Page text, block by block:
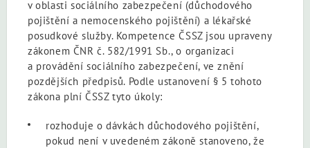
v oblasti sociálního zabezpečení (důchodového
pojištění a nemocenského pojištění) a lékařské
posudkové služby. Kompetence ČSSZ jsou upraveny
zákonem ČNR č. 582/1991 Sb., o organizaci
a provádění sociálního zabezpečení, ve znění
pozdějších předpisů. Podle ustanovení § 5 tohoto
zákona plní ČSSZ tyto úkoly:
rozhoduje o dávkách důchodového pojištění,
pokud není v uvedeném zákoně stanoveno, že